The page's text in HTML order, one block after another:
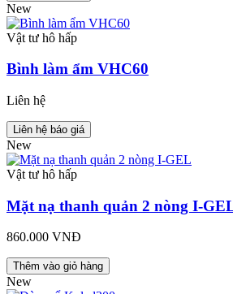
New
Vật tư hô hấp
Bình làm ẩm VHC60
Liên hệ
Liên hệ báo giá
New
Vật tư hô hấp
Mặt nạ thanh quản 2 nòng I-
860.000 VNĐ
Thêm vào giỏ hàng
New